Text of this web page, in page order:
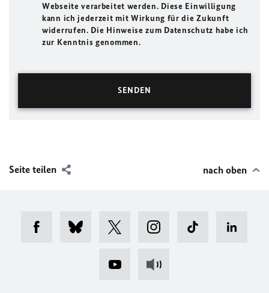
Webseite verarbeitet werden. Diese Einwilligung
kann ich jederzeit mit Wirkung für die Zukunft
widerrufen. Die Hinweise zum Datenschutz habe ich
zur Kenntnis genommen.
Seite teilen nach oben